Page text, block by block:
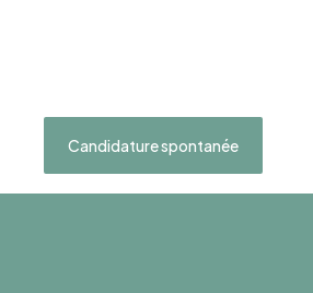
Candidature spontanée